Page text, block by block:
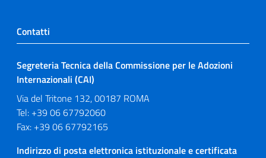
Contatti
Segreteria Tecnica della Commissione per le Adozioni
Internazionali (CAI)
Via del Tritone 132, 00187 ROMA
Tel: +39 06 67792060
Fax: +39 06 67792165
Indirizzo di posta elettronica istituzionale e certificata